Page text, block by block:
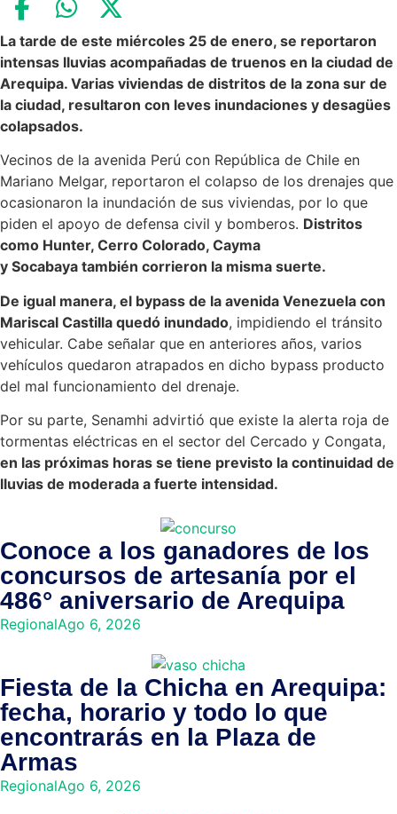
La tarde de este miércoles 25 de enero, se reportaron
intensas lluvias acompañadas de truenos en la ciudad de
Arequipa. Varias viviendas de distritos de la zona sur de
la ciudad, resultaron con leves inundaciones y desagües
colapsados.
Vecinos de la avenida Perú con República de Chile en
Mariano Melgar, reportaron el colapso de los drenajes que
ocasionaron la inundación de sus viviendas, por lo que
piden el apoyo de defensa civil y bomberos. Distritos
como Hunter, Cerro Colorado, Cayma
y Socabaya también corrieron la misma suerte.
De igual manera, el bypass de la avenida Venezuela con
Mariscal Castilla quedó inundado, impidiendo el tránsito
vehicular. Cabe señalar que en anteriores años, varios
vehículos quedaron atrapados en dicho bypass producto
del mal funcionamiento del drenaje.
Por su parte, Senamhi advirtió que existe la alerta roja de
tormentas eléctricas en el sector del Cercado y Congata,
en las próximas horas se tiene previsto la continuidad de
lluvias de moderada a fuerte intensidad.
Conoce a los ganadores de los
concursos de artesanía por el
486° aniversario de Arequipa
RegionalAgo 6, 2026
Fiesta de la Chicha en Arequipa:
fecha, horario y todo lo que
encontrarás en la Plaza de
Armas
RegionalAgo 6, 2026